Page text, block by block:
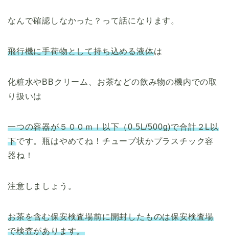
なんで確認しなかった？って話になります。
飛行機に手荷物として持ち込める液体は
化粧水やBBクリーム、お茶などの飲み物の機内での取
り扱いは
一つの容器が５００ｍｌ以下（0.5L/500g)で合計２L以
下です。瓶はやめてね！チューブ状かプラスチック容
器ね！
注意しましょう。
お茶を含む保安検査場前に開封したものは保安検査場
で検査があります。